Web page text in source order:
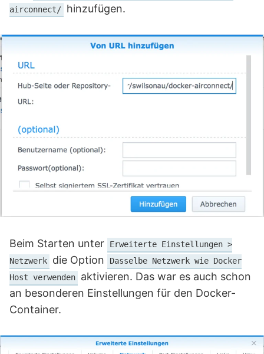
airconnect/
hinzufügen.
Beim Starten unter
Erweiterte Einstellungen >
Netzwerk
die Option
Dasselbe Netzwerk wie Docker
Host verwenden
aktivieren. Das war es auch schon
an besonderen Einstellungen für den Docker-
Container.